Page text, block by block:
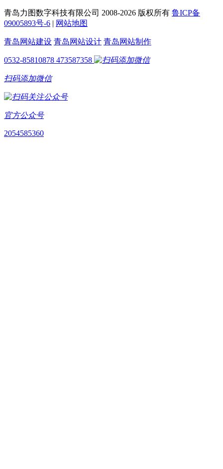
青岛力图数字科技有限公司 2008-2026 版权所有 鲁ICP备
09005893号-6 | 网站地图
青岛网站建设 青岛网站设计 青岛网站制作
0532-85810878 473587358
扫码添加微信
官方公众号
2054585360